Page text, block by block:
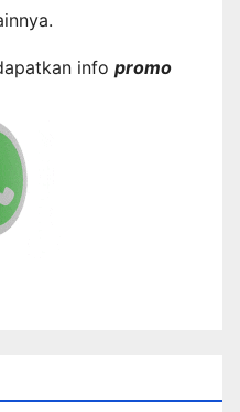
info promo